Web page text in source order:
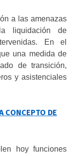
a las amenazas
liquidación de
En el
una medida de
de transición,
y asistenciales
CONCEPTO DE
hoy funciones